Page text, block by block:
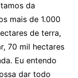
da
mais de 1.000
de terra,
70 mil hectares
Eu entendo
dar todo